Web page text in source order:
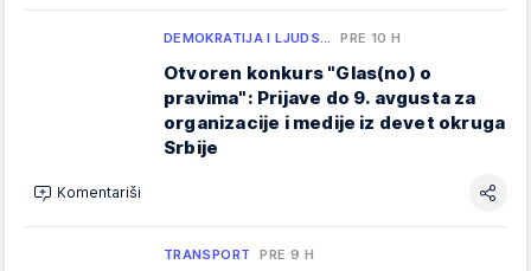
DEMOKRATIJA I LJUDS… PRE 10 H
Otvoren konkurs "Glas(no) o
pravima": Prijave do 9. avgusta za
organizacije i medije iz devet okruga
Srbije
Komentariši
TRANSPORT PRE 9 H